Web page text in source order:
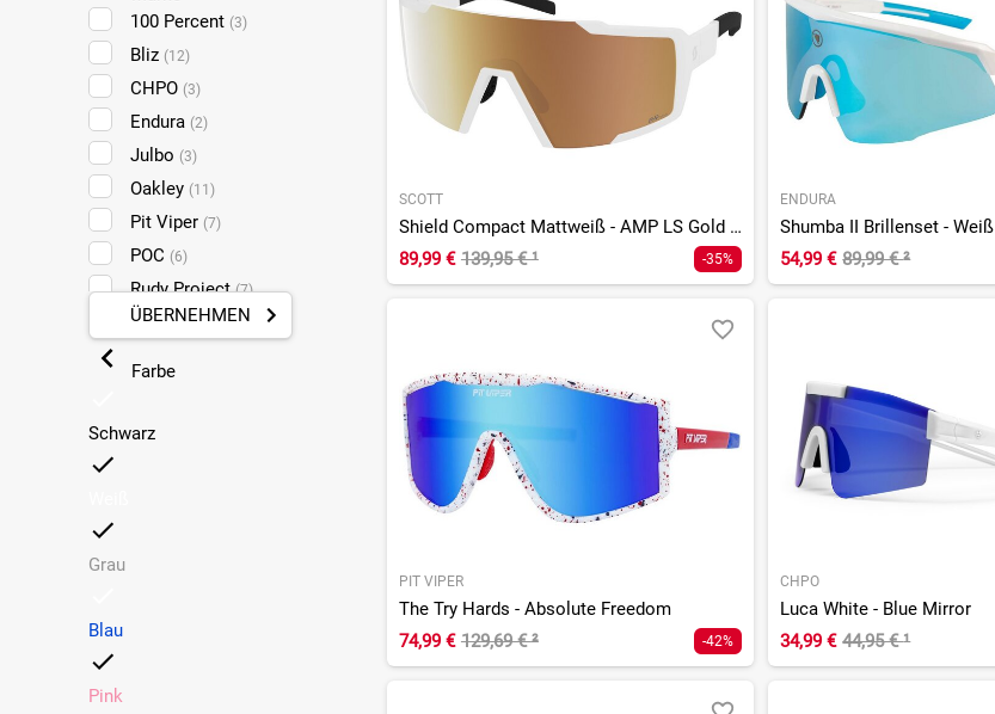
100 Percent (3)
Bliz (12)
CHPO (3)
Endura (2)
Julbo (3)
Oakley (11)
Pit Viper (7)
POC (6)
Rudy Project(7)
Scott(8)
ÜBERNEHMEN
Farbe
Schwarz
Grau
Blau
Pink
SCOTT
Shield Compact Mattweiß - AMP LS Gold verspiegelt S1-3
89,99 € 139,95 €¹ -35%
ENDURA
Shumba II Brillenset - Weiß
54,99 € 89,99 €²
PIT VIPER
The Try Hards - Absolute Freedom
74,99 € 129,69 €² -42%
CHPO
Luca White - Blue Mirror
34,99 € 44,95 €¹